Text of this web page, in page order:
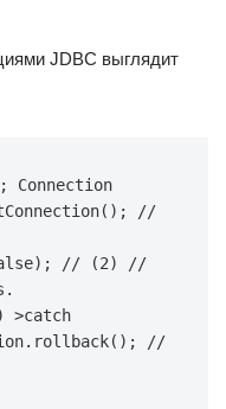
JDBC выглядит
Connection
//
// (2) //
>catch
//